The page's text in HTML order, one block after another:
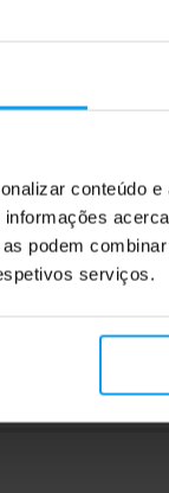
conteúdo
informações
podem
serviços.
€